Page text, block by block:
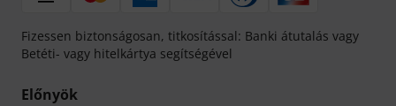
Fizessen biztonságosan, titkosítással: Banki átutalás vagy
Betéti- vagy hitelkártya segítségével
Előnyök